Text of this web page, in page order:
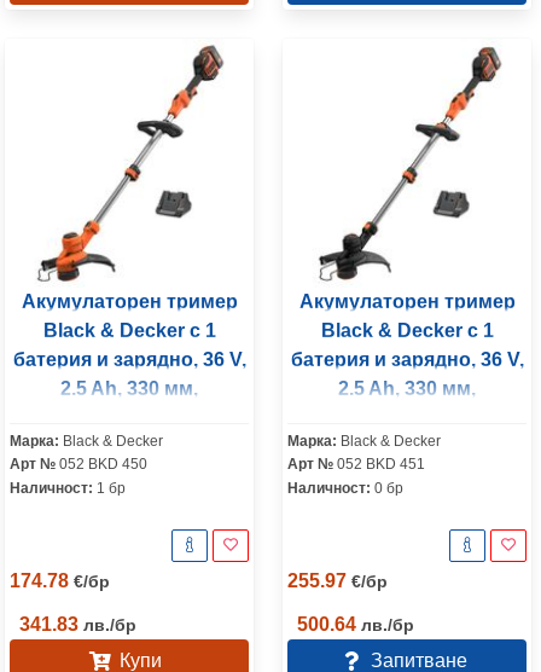
Акумулаторен тример
Black & Decker с 1
батерия и зарядно, 36 V,
2.5 Ah, 330 мм,
Марка: Black & Decker
Арт № 052 BKD 450
Наличност: 1 бр
174.78 €/бр
341.83 лв./бр
Купи
Акумулаторен тример
Black & Decker с 1
батерия и зарядно, 36 V,
2.5 Ah, 330 мм,
Марка: Black & Decker
Арт № 052 BKD 451
Наличност: 0 бр
255.97 €/бр
500.64 лв./бр
Запитване